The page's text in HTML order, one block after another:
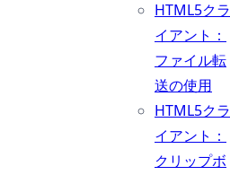
HTML5クラ
イアント：
ファイル転
送の使用
HTML5クラ
イアント：
クリップボ